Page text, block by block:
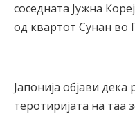
соседната Јужна
од квартот Сунан во
Јапонија објави
теротиријата на таа